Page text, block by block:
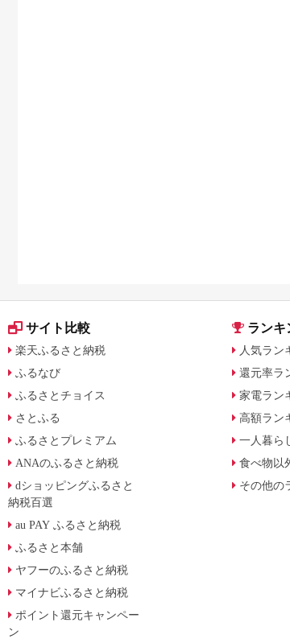
サイト比較
楽天ふるさと納税
ふるなび
ふるさとチョイス
さとふる
ふるさとプレミアム
ANAのふるさと納税
dショッピングふるさと
納税百選
au PAY ふるさと納税
ふるさと本舗
ヤフーのふるさと納税
マイナビふるさと納税
ポイント還元キャンペー
ン
ランキ
人気ラン
還元率ラ
家電ラン
高額ラン
一人暮ら
食べ物以
その他の